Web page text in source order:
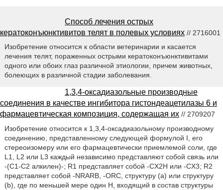
Способ лечения острых
кератоконъюнктивитов телят в полевых условиях // 2716001
Изобретение относится к области ветеринарии и касается
лечения телят, пораженных острыми кератоконъюнктивитами
одного или обоих глаз различной этиологии, причем животных,
болеющих в различной стадии заболевания.
1,3,4-оксадиазольные производные
соединения в качестве ингибитора гистондеацетилазы 6 и
фармацевтическая композиция, содержащая их // 2709207
Изобретение относится к 1,3,4-оксадиазольному производному
соединению, представленному следующей формулой I, его
стереоизомеру или его фармацевтически приемлемой соли, где
L1, L2 или L3 каждый независимо представляют собой связь или
-(C1-C2 алкилен)-; R1 представляет собой -CX2H или -CX3; R2
представляет собой -NRARB, -ORC, структуру (а) или структуру
(b), где по меньшей мере один Н, входящий в состав структуры